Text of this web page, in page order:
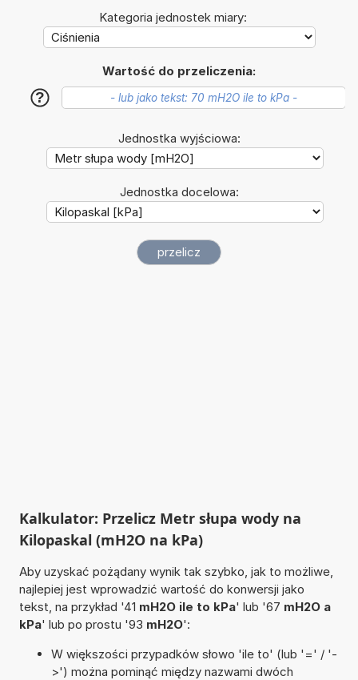
Kategoria jednostek miary:
Wartość do przeliczenia:
?
Jednostka wyjściowa:
Jednostka docelowa:
Kalkulator: Przelicz Metr słupa wody na
Kilopaskal (mH2O na kPa)
Aby uzyskać pożądany wynik tak szybko, jak to możliwe,
najlepiej jest wprowadzić wartość do konwersji jako
tekst, na przykład '41 mH2O ile to kPa' lub '67 mH2O a
kPa' lub po prostu '93 mH2O':
W większości przypadków słowo 'ile to' (lub '=' / '-
>') można pominąć między nazwami dwóch